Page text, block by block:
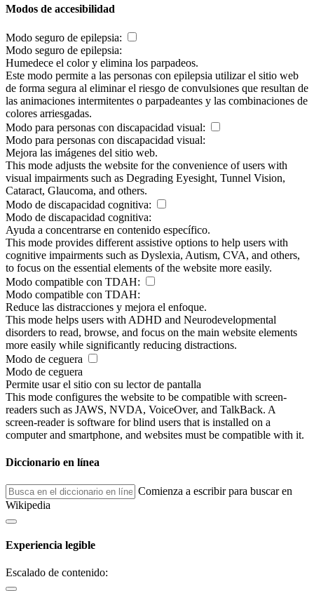
Modos de accesibilidad
Modo seguro de epilepsia:
Modo seguro de epilepsia:
Humedece el color y elimina los parpadeos.
Este modo permite a las personas con epilepsia utilizar el sitio web
de forma segura al eliminar el riesgo de convulsiones que resultan de
las animaciones intermitentes o parpadeantes y las combinaciones de
colores arriesgadas.
Modo para personas con discapacidad visual:
Modo para personas con discapacidad visual:
Mejora las imágenes del sitio web.
This mode adjusts the website for the convenience of users with
visual impairments such as Degrading Eyesight, Tunnel Vision,
Cataract, Glaucoma, and others.
Modo de discapacidad cognitiva:
Modo de discapacidad cognitiva:
Ayuda a concentrarse en contenido específico.
This mode provides different assistive options to help users with
cognitive impairments such as Dyslexia, Autism, CVA, and others,
to focus on the essential elements of the website more easily.
Modo compatible con TDAH:
Modo compatible con TDAH:
Reduce las distracciones y mejora el enfoque.
This mode helps users with ADHD and Neurodevelopmental
disorders to read, browse, and focus on the main website elements
more easily while significantly reducing distractions.
Modo de ceguera
Modo de ceguera
Permite usar el sitio con su lector de pantalla
This mode configures the website to be compatible with screen-
readers such as JAWS, NVDA, VoiceOver, and TalkBack. A
screen-reader is software for blind users that is installed on a
computer and smartphone, and websites must be compatible with it.
Diccionario en línea
Comienza a escribir para buscar en
Wikipedia
Experiencia legible
Escalado de contenido: